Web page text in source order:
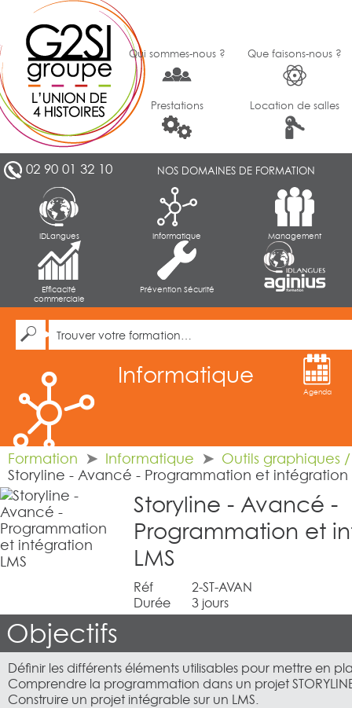
Qui sommes-nous ? Que faisons-nous ?
Prestations Location de salles
02 90 01 32 10 NOS DOMAINES DE FORMATION
IDLangues Informatique Management
Efficacité
commerciale
Prévention Sécurité
Informatique
Agenda
Formation Informatique
Outils graphiques
Storyline - Avancé - Programmation et intégration
Storyline - Avancé -
Programmation et
LMS
Réf
2-ST-AVAN
Durée
3 jours
Objectifs
Définir les différents éléments utilisables pour mettre en
Comprendre la programmation dans un projet
Construire un projet intégrable sur un LMS.